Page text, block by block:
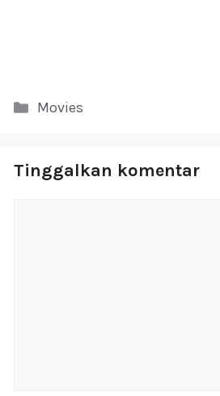
Kategori
Movies
Tinggalkan komentar